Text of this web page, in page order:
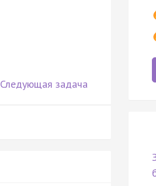
Следующая задача